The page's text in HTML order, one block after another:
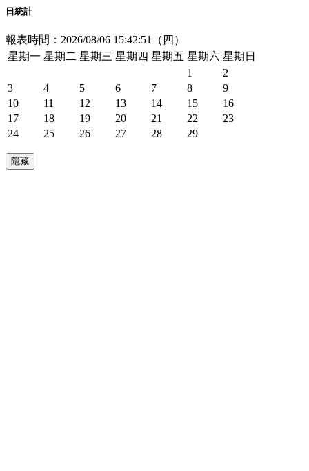
日統計
報表時間：2026/08/06 15:42:51（四）
星期一 星期二 星期三 星期四 星期五 星期六 星期日
1
2
3
4 5 6 7 8
9
10
11 12 13 14 15
16
17
18 19 20 21 22
23
24
25 26 27 28 29